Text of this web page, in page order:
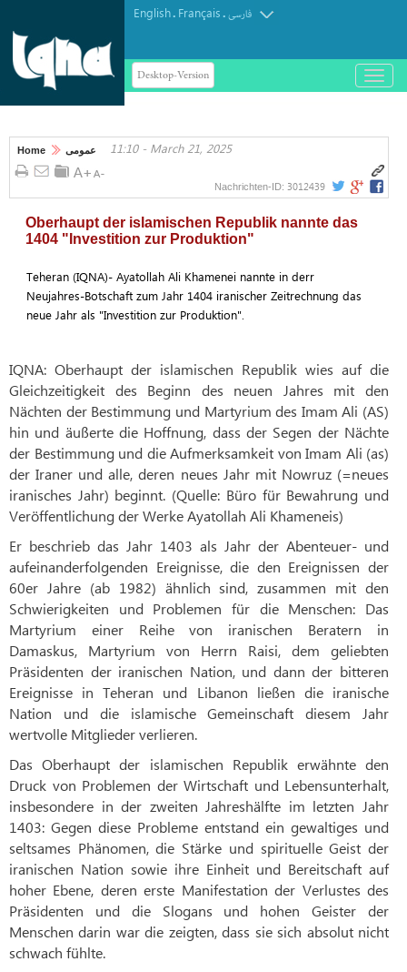
English. Français.فارسی
Desktop-Version
باز
و
کردن
Home عمومی 11:10 - March 21, 2025
Nachrichten-ID: 3012439
Oberhaupt der islamischen Republik nannte das
1404 "Investition zur Produktion"
Teheran (IQNA)- Ayatollah Ali Khamenei nannte in derr
Neujahres-Botschaft zum Jahr 1404 iranischer Zeitrechnung das
neue Jahr als "Investition zur Produktion".
IQNA: Oberhaupt der islamischen Republik wies auf die
Gleichzeitigkeit des Beginn des neuen Jahres mit den
Nächten der Bestimmung und Martyrium des Imam Ali (AS)
hin und äußerte die Hoffnung, dass der Segen der Nächte
der Bestimmung und die Aufmerksamkeit von Imam Ali (as)
der Iraner und alle, deren neues Jahr mit Nowruz (=neues
iranisches Jahr) beginnt. (Quelle: Büro für Bewahrung und
Veröffentlichung der Werke Ayatollah Ali Khameneis)
Er beschrieb das Jahr 1403 als Jahr der Abenteuer- und
aufeinanderfolgenden Ereignisse, die den Ereignissen der
60er Jahre (ab 1982) ähnlich sind, zusammen mit den
Schwierigkeiten und Problemen für die Menschen: Das
Martyrium einer Reihe von iranischen Beratern in
Damaskus, Martyrium von Herrn Raisi, dem geliebten
Präsidenten der iranischen Nation, und dann der bitteren
Ereignisse in Teheran und Libanon ließen die iranische
Nation und die islamische Gemeinschaft diesem Jahr
wertvolle Mitglieder verlieren.
Das Oberhaupt der islamischen Republik erwähnte den
Druck von Problemen der Wirtschaft und Lebensunterhalt,
insbesondere in der zweiten Jahreshälfte im letzten Jahr
1403: Gegen diese Probleme entstand ein gewaltiges und
seltsames Phänomen, die Stärke und spirituelle Geist der
iranischen Nation sowie ihre Einheit und Bereitschaft auf
hoher Ebene, deren erste Manifestation der Verlustes des
Präsidenten und die Slogans und hohen Geister der
Menschen darin war die zeigten, dass sie sich absolut nicht
schwach fühlte.